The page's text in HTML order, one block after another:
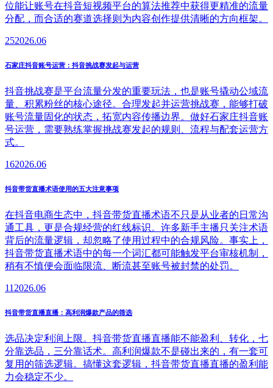
位能让账号在抖音短视频平台的算法推荐中获得更精准的流量
分配，而合适的赛道选择则为内容创作提供清晰的方向框架。
252026.06
石家庄抖音账号运营：抖音挑战赛发起与运营
抖音挑战赛是平台流量分发的重要玩法，也是账号撬动公域流
量、积累粉丝的核心途径。合理发起并运营挑战赛，能够打破
账号流量固化的状态，拓宽内容传播边界。做好石家庄抖音账
号运营，需要熟练掌握挑战赛发起的规则、流程与配套运营方
式。
162026.06
抖音带货直播术语使用的五大注意事项
在抖音电商生态中，抖音带货直播术语不只是从业者的日常沟
通工具，更是合规经营的红线标识。许多新手主播只关注术语
背后的流量逻辑，却忽略了使用过程中的合规风险。事实上，
抖音带货直播术语中的每一个词汇都可能触发平台审核机制，
稍有不慎便会面临限流、断流甚至账号被封禁的处罚。
11 2026.06
抖音带货直播直播：高利润爆款产品的筛选
选品决定利润上限。抖音带货直播直播能不能盈利、转化，七
分靠选品，三分靠话术。高利润爆款不是碰出来的，有一套可
复用的筛选逻辑。搞懂这套逻辑，抖音带货直播直播的盈利能
力会稳定不少。